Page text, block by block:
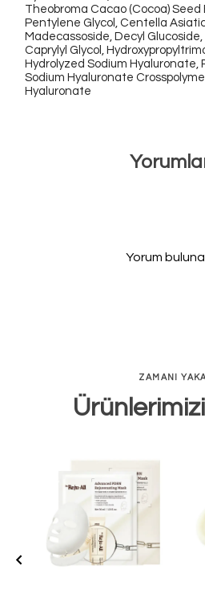
Theobroma Cacao (Cocoa)
Pentylene Glycol, Centella
Madecassoside, Decyl
Caprylyl Glycol,
Hydrolyzed Sodium Hyaluronate,
Sodium Hyaluronate
Hyaluronate
Yorum
ZAMANI